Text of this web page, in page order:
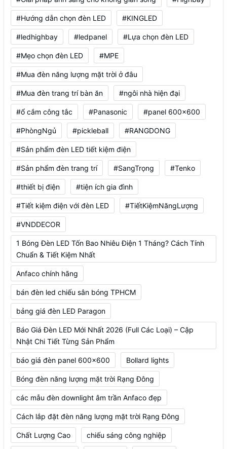
#Hướng dẫn chọn đèn LED #KINGLED
#ledhighbay #ledpanel #Lựa chọn đèn LED
#Mẹo chọn đèn LED #MPE
#Mua đèn năng lượng mặt trời ở đâu
#Mua đèn trang trí bàn ăn #ngôi nhà hiện đại
#ổ cắm công tắc #Panasonic #panel 600x600
#PhòngNgủ #pickleball #RANGDONG
#Sản phẩm đèn LED tiết kiệm điện
#Sản phẩm đèn trang trí #SangTrọng #Tenko
#thiết bị điện #tiện ích gia đình
#Tiết kiệm điện với đèn LED #TiếtKiệmNăngLượng
#VNDDECOR
1 Bóng Đèn LED Tốn Bao Nhiêu Điện 1 Tháng? Cách Tính
Chuẩn & Tiết Kiệm Nhất
Anfaco chính hãng
bán đèn led chiếu sân bóng TPHCM
bảng giá đèn LED Paragon
Báo Giá Đèn LED Mới Nhất 2026 (Full Các Loại) – Cập
Nhật Chi Tiết Từng Sản Phẩm
báo giá đèn panel 600x600 Bollard lights
Bóng đèn năng lượng mặt trời Rạng Đông
các mẫu đèn downlight âm trần Anfaco đẹp
Cách lắp đặt đèn năng lượng mặt trời Rạng Đông
Chất Lượng Cao chiếu sáng công nghiệp